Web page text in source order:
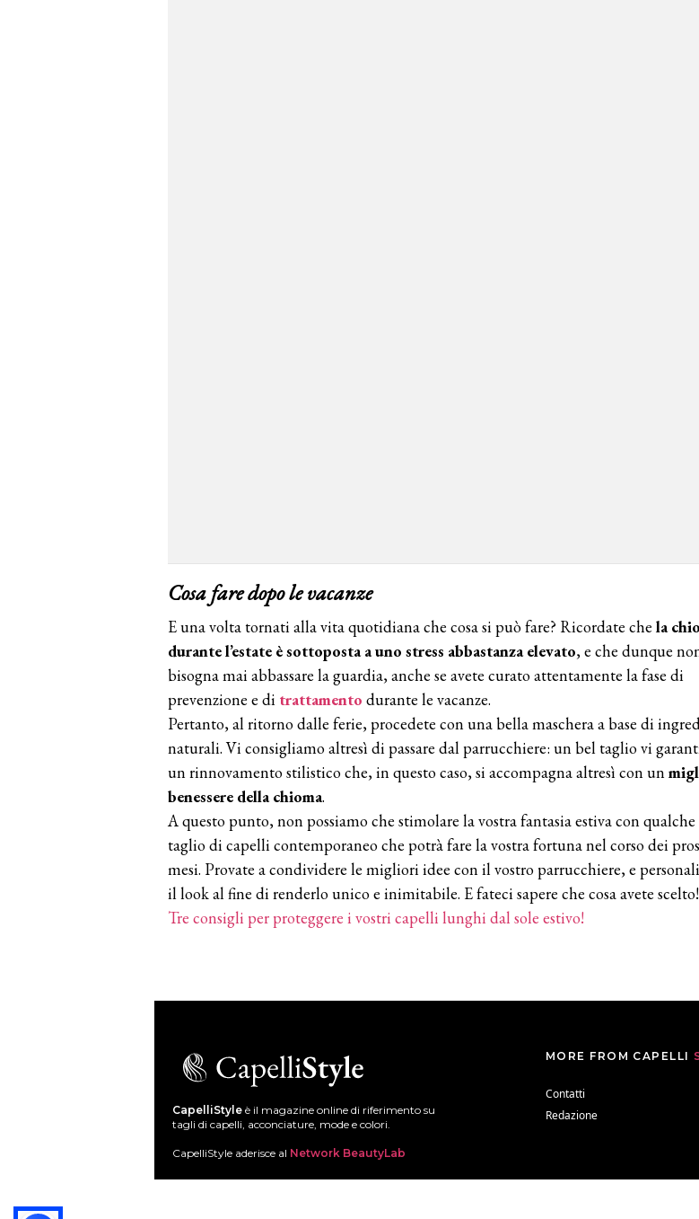
Cosa fare dopo le vacanze
E una volta tornati alla vita quotidiana che cosa si può fare? Ricordate che la
durante l’estate èsottoposta a uno stress abbastanza elevato, e che dunque
bisogna mai abbassare la guardia, anche se avete curato attentamente la fase di
prevenzione e di trattamento durante le vacanze.
Pertanto, al ritorno dalle ferie, procedete con una bella maschera a base di
naturali. Vi consigliamo altresì di passare dal parrucchiere: un bel taglio vi
un rinnovamento stilistico che, in questo caso, si accompagna altresì con un
benessere della chioma.
A questo punto, non possiamo che stimolare la vostra fantasia estiva con qualche
taglio di capelli contemporaneo che potrà fare la vostra fortuna nel corso dei
mesi. Provate a condividere le migliori idee con il vostro parrucchiere, e
il look al fine di renderlo unico e inimitabile. E fateci sapere che cosa avete scelto!
Tre consigli per proteggere i vostri capelli lunghi dal sole estivo!
CapelliStyle è il magazine online di riferimento su
tagli di capelli, acconciature, mode e colori.
CapelliStyle aderisce al Network BeautyLab
MORE FROM CAPELLI
Contatti
Redazione